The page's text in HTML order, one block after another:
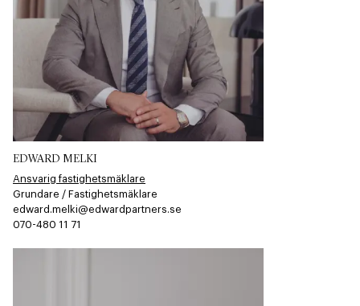
EDWARD MELKI
Ansvarig fastighetsmäklare
Grundare / Fastighetsmäklare
edward.melki@edwardpartners.se
070-480 11 71​​​​‌ ‍ ​‍​‍‌‍ ‌ ​‍‌‍‍‌‌‍‌ ‌‍‍‌‌‍ ‍​‍​‍​ ‍‍​‍​‍‌ ​ ‌‍​‌‌‍ ‍‌‍‍‌‌ ‌​‌ ‍‌​‍ ‍‌‍‍‌‌‍ ​‍​‍​‍ ​​‍​‍‌‍‍​‌ ​‍‌‍‌‌‌‍‌‍​‍​‍​ ‍‍​‍​‍​‍ ‌ ​ ‌ ‌​‌ ‌‌‌‍‌​‌‍‍‌‌‍ ​‍ ‌‍‍‌‌‍ ‍‌ ‌​‌‍‌‌‌‍ ‍‌ ‌​​‍ ‌‍‌‌‌‍‌​‌‍‍‌‌ ‌​​‍ ‌‍ ‌‌‍ ‌‍‌​‌‍‌‌​ ‌‌ ​​‌ ​‍‌‍‌‌‌ ​ ‌‍‌‌‌‍ ‍‌ ‌​‌‍​‌‌ ‌​‌‍‍‌‌‍ ‌‍ ‍​ ‍ ‌‍‍‌‌‍‌​​ ‌‌​‍​‌​​‌‌​ ‍​ ​‌​ ​‌​ ‌​​ ​‌​ ‌ ‌‌ ‌​‌‌‌​ ‌​ ‍ ‌ ‌​‌ ‍‌‌ ​​‌‍‌‌​ ‌‌‍‌‌‌‍ ‌‌ ​​‌‍ ​‌‍ ‌ ‍‌‌‍‌‌‌‍‌‌​ ‍ ‌ ​​‌‍​‌‌ ‌​‌‍‍​​ ‌‌‍​ ‌ ​‍‌‍ ‌​‍ ‍‌‍​ ‌‍‌‌‌‍ ​‌‍ ​‌‌​​‌‍‍​‌‍ ‌‍ ‍‌‍‌‌​ ‌‍​‍‌‍​‌‌ ​ ‌‍‌‌‌‌‌‌‌ ​‍‌‍ ​​ ‌​‍‌‌​ ​‍‌​‌‍‌ ​ ‌ ‌​‌ ‌‌‌‍‌​‌‍‍‌‌‍ ​‍‌‍‌‍‍‌‌‍‌​​ ‌‌​‍​‌​​‌‌​ ‍​ ​‌​ ​‌​ ‌​​ ​‌​ ‌ ‌‌ ‌​‌‌‌​ ‌​‍‌‍‌ ‌​‌ ‍‌‌ ​​‌‍‌‌​ ‌‌‍‌‌‌‍ ‌‌ ​​‌‍ ​‌‍ ‌ ‍‌‌‍‌‌‌‍‌‌​‍‌‍‌ ​​‌‍​‌‌ ‌​‌‍‍​​ ‌‌‍​ ‌ ​‍‌‍ ‌​‍ ‍‌‍​ ‌‍‌‌‌‍ ​‌‍ ​‌‌​​‌‍‍​‌‍ ‌‍ ‍‌‍‌‌​‍‌‍‌‍‍‌‌ ​ ‌​‌​‌ ​‍‌‍​‌‌‍‌‍‌ ‌​​ ‌​‍​‍‌ ‌